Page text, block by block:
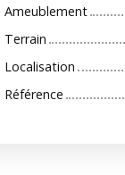
Ameublement
Terrain
Localisation
Référence